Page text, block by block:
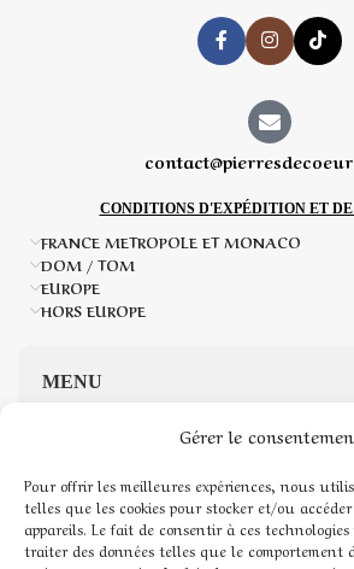
Gérer le
Pour offrir les meilleures expériences, nous
telles que les cookies pour stocker et/ou
appareils. Le fait de consentir à ces
traiter des données telles que le comportement
CONDITIONS D'EXPÉDITION ET
FRANCE METROPOLE ET MONACO
DOM / TOM
EUROPE
HORS EUROPE
MENU
Boutique de Pierres naturelles
Mon compte